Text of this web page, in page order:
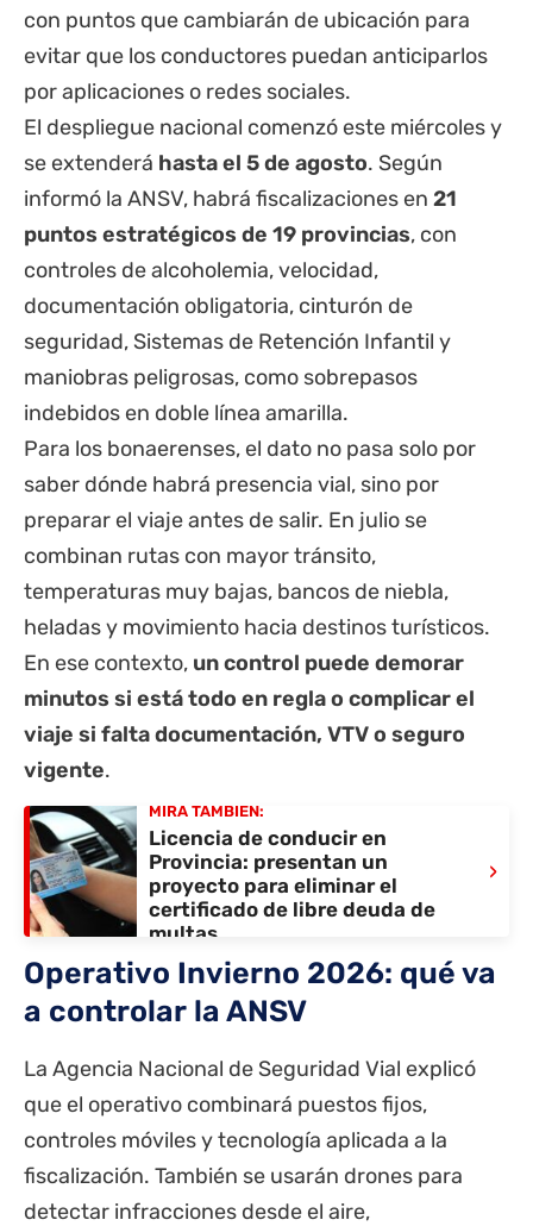
con puntos que cambiarán de ubicación para
evitar que los conductores puedan anticiparlos
por aplicaciones o redes sociales.
El despliegue nacional comenzó este miércoles y
se extenderá hasta el 5 de agosto. Según
informó la ANSV, habrá fiscalizaciones en 21
puntos estratégicos de 19 provincias, con
controles de alcoholemia, velocidad,
documentación obligatoria, cinturón de
seguridad, Sistemas de Retención Infantil y
maniobras peligrosas, como sobrepasos
indebidos en doble línea amarilla.
Para los bonaerenses, el dato no pasa solo por
saber dónde habrá presencia vial, sino por
preparar el viaje antes de salir. En julio se
combinan rutas con mayor tránsito,
temperaturas muy bajas, bancos de niebla,
heladas y movimiento hacia destinos turísticos.
En ese contexto, un control puede demorar
minutos si está todo en regla o complicar el
viaje si falta documentación, VTVo seguro
vigente.
MIRÁ TAMBIÉN:
Licencia de conducir en
Provincia: presentan un
proyecto para eliminar el
certificado de libre deuda de
multas
›
Operativo Invierno 2026: qué va
a controlar la ANSV
La Agencia Nacional de Seguridad Vial explicó
que el operativo combinará puestos fijos,
controles móviles y tecnología aplicada a la
fiscalización. También se usarán drones para
detectar infracciones desde el aire,